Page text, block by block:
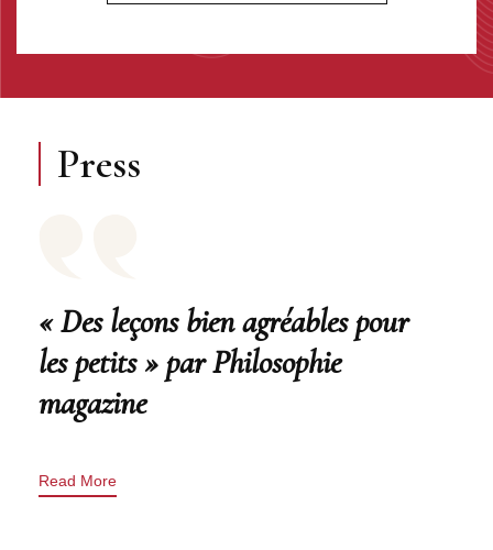
Press
« Des leçons bien agréables pour
les petits » par Philosophie
magazine
Read More